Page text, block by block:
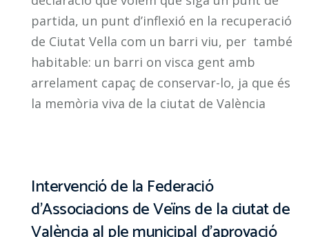
partida, un punt d’inflexió en la recuperació
de Ciutat Vella com un barri viu, per també
habitable: un barri on visca gent amb
arrelament capaç de conservar-lo, ja que és
la memòria viva de la ciutat de València
Intervenció de la Federació
d’Associacions de Veïns de la ciutat de